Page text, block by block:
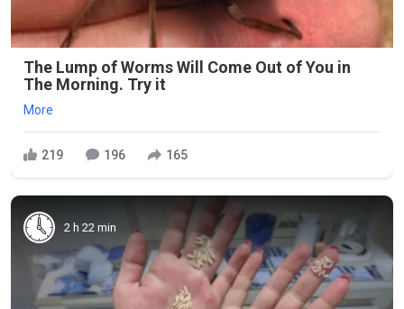
The Lump of Worms Will Come Out of You in
The Morning. Try it
More
219 196 165
2 h 22 min